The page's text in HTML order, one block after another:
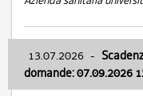
13.07.2026 -
domande: 07.09.2026